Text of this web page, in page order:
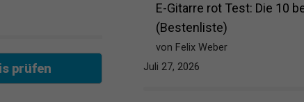
prüfen
E-Gitarre rot Test: Die 10
(Bestenliste)
von Felix Weber
Juli 27, 2026